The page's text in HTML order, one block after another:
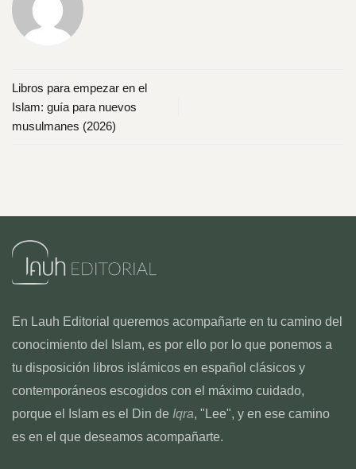
Libros para empezar en el
Islam: guía para nuevos
musulmanes (2026)
En Lauh Editorial queremos acompañarte en tu camino del
conocimiento del Islam, es por ello por lo que ponemos a
tu disposición libros islámicos en español clásicos y
contemporáneos escogidos con el máximo cuidado,
porque el Islam es el Din de Iqra, "Lee", y en ese camino
es en el que deseamos acompañarte.